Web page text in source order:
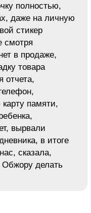
полностью,
даже на личную
стикер
смотря
в продаже,
товара
отчета,
памяти,
вырвали
в итоге
сказала,
Обжору делать